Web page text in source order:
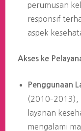
perumusan
responsif
aspek
Akses ke
Penggunaan
(2010–2013),
layanan
mengalami